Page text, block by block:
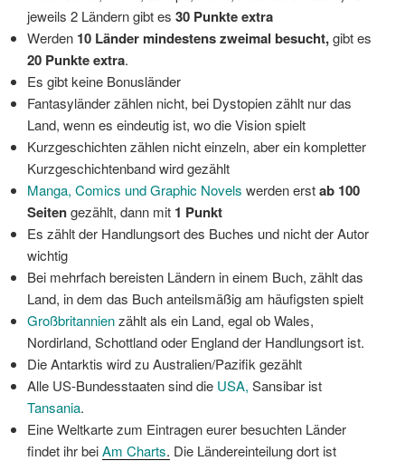
jeweils 2 Ländern gibt es 30 Punkte extra
Werden 10 Länder mindestens zweimal besucht,gibt es
20 Punkte extra.
Es gibt keine Bonusländer
Fantasyländer zählen nicht, bei Dystopien zählt nur das
Land, wenn es eindeutig ist, wo die Vision spielt
Kurzgeschichten zählen nicht einzeln, aber ein kompletter
Kurzgeschichtenband wird gezählt
Manga, Comics und Graphic Novels werden erstab 100
Seitengezählt, dann mit 1 Punkt
Es zählt der Handlungsort des Buches und nicht der Autor
wichtig
Bei mehrfach bereisten Ländern in einem Buch, zählt das
Land, in dem das Buch anteilsmäßig am häufigsten spielt
Großbritannienzählt als ein Land, egal ob Wales,
Nordirland, Schottland oder England der Handlungsort ist.
Die Antarktis wird zu Australien/Pazifik gezählt
Alle US-Bundesstaaten sind die USA, Sansibar ist
Tansania.
Eine Weltkarte zum Eintragen eurer besuchten Länder
findet ihr beiAm Charts. Die Ländereinteilung dort ist